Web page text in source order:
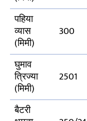
पहिया
व्यास
(मिमी)
300
घुमाव
त्रिज्या
(मिमी)
2501
बैटरी